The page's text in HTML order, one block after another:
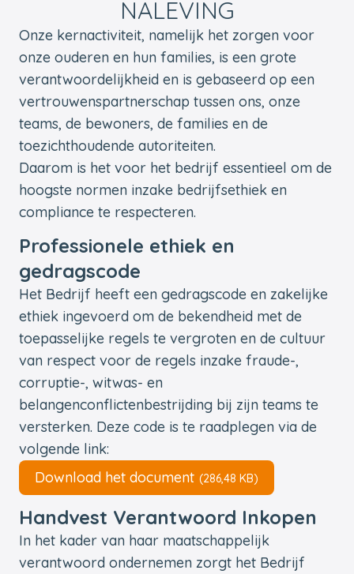
NALEVING
Onze kernactiviteit, namelijk het zorgen voor
onze ouderen en hun families, is een grote
verantwoordelijkheid en is gebaseerd op een
vertrouwenspartnerschap tussen ons, onze
teams, de bewoners, de families en de
toezichthoudende autoriteiten.
Daarom is het voor het bedrijf essentieel om de
hoogste normen inzake bedrijfsethiek en
compliance te respecteren.
Professionele ethiek en
gedragscode
Het Bedrijf heeft een gedragscode en zakelijke
ethiek ingevoerd om de bekendheid met de
toepasselijke regels te vergroten en de cultuur
van respect voor de regels inzake fraude-,
corruptie-, witwas- en
belangenconflictenbestrijding bij zijn teams te
versterken. Deze code is te raadplegen via de
volgende link:
Download het document (286,48 KB)
Handvest Verantwoord Inkopen
In het kader van haar maatschappelijk
verantwoord ondernemen zorgt het Bedrijf